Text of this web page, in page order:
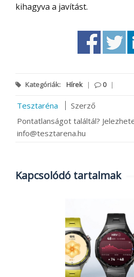
kihagyva a javítást.
Kategóriák: Hírek | 0 |
Tesztaréna
Szerző
Pontatlanságot találtál?
info@tesztarena.hu
Kapcsolódó tartalmak